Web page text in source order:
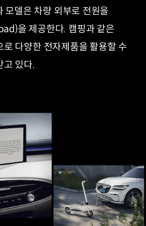
모델은 차량 외부로 전원을
을 제공한다. 캠핑과 같은
다양한 전자제품을 활용할 수
고 있다.